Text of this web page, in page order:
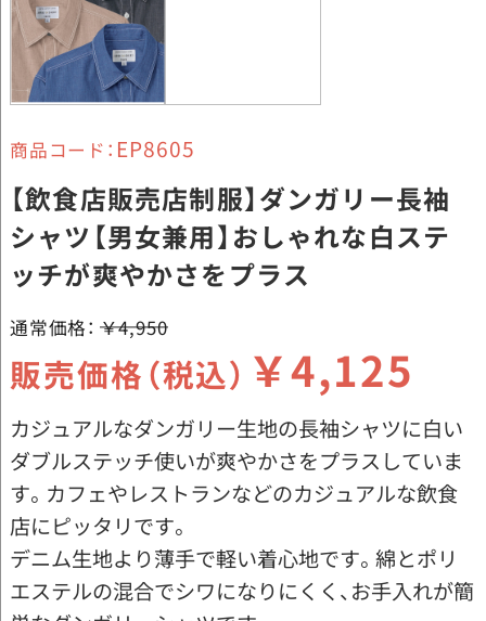
商品コード： EP8605
【飲食店販売店制服】ダンガリー長袖
シャツ【男女兼用】おしゃれな白ステ
ッチが爽やかさをプラス
通常価格： ￥4,950
販売価格（税込） ￥4,125
カジュアルなダンガリー生地の長袖シャツに白い
ダブルステッチ使いが爽やかさをプラスしていま
す。カフェやレストランなどのカジュアルな飲食
店にピッタリです。
デニム生地より薄手で軽い着心地です。綿とポリ
エステルの混合でシワになりにくく、お手入れが簡